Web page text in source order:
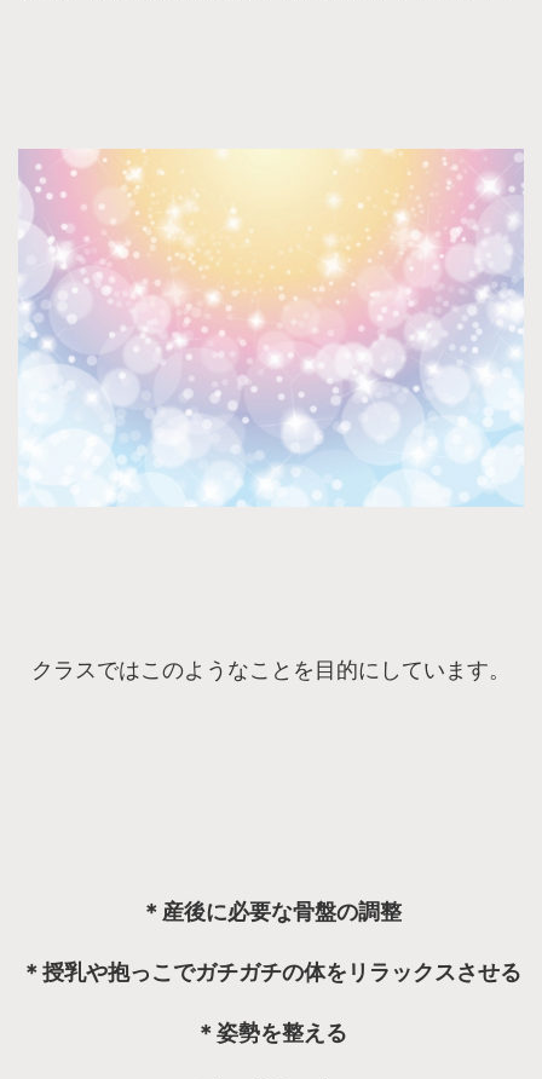
クラスではこのようなことを目的にしています。
＊産後に必要な骨盤の調整
＊授乳や抱っこでガチガチの体をリラックスさせる
＊姿勢を整える